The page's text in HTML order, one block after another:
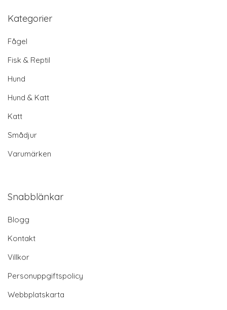
Kategorier
Fågel
Fisk & Reptil
Hund
Hund & Katt
Katt
Smådjur
Varumärken
Snabblänkar
Blogg
Kontakt
Villkor
Personuppgiftspolicy
Webbplatskarta